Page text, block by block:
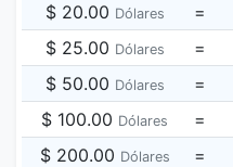
$ 20.00 Dólares =
$ 25.00 Dólares =
$ 50.00 Dólares =
$ 100.00 Dólares =
$ 200.00 Dólares =